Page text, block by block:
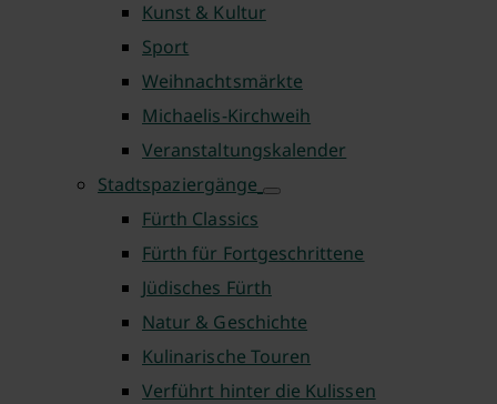
Kunst & Kultur
Sport
Weihnachtsmärkte
Michaelis-Kirchweih
Veranstaltungskalender
Stadtspaziergänge
Fürth Classics
Fürth für Fortgeschrittene
Jüdisches Fürth
Natur & Geschichte
Kulinarische Touren
Verführt hinter die Kulissen